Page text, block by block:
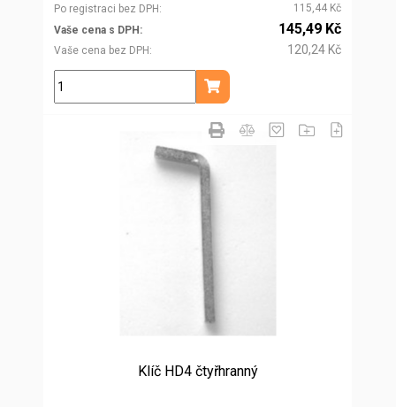
Po registraci bez DPH
115,44 Kč
Vaše cena s DPH
Vaše cena bez DPH
145,49 Kč
120,24 Kč
ks
Přidat do košíku
Klíč HD4 čtyřhranný